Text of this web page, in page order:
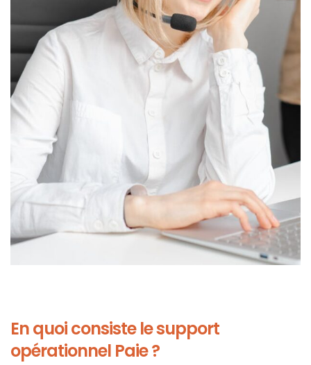
En quoi consiste le support
opérationnel Paie ?